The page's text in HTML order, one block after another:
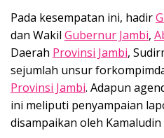
Pada kesempatan ini, hadir
dan Wakil Gubernur Jambi,
Daerah Provinsi Jambi,
sejumlah unsur
Provinsi Jambi. Adapun
ini meliputi penyampaian
disampaikan oleh Kamaludin